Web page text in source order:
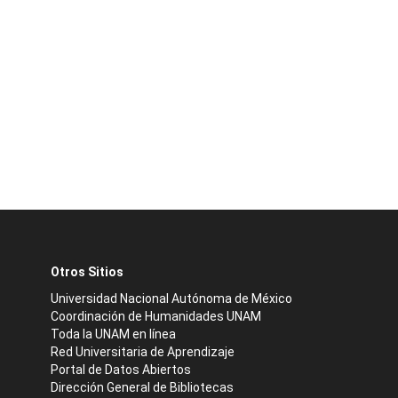
Otros Sitios
Universidad Nacional Autónoma de México
Coordinación de Humanidades UNAM
Toda la UNAM en línea
Red Universitaria de Aprendizaje
Portal de Datos Abiertos
Dirección General de Bibliotecas